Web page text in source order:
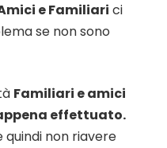
e Familiari ci
se non sono
Familiari e amici
effettuato.
quindi non riavere